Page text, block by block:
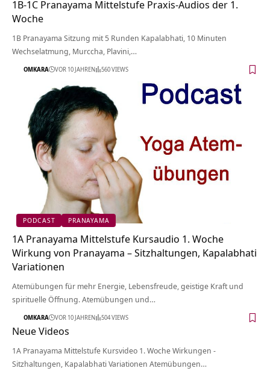
1B-1C Pranayama Mittelstufe Praxis-Audios der 1.
Woche
1B Pranayama Sitzung mit 5 Runden Kapalabhati, 10 Minuten
Wechselatmung, Murccha, Plavini,…
OMKARA VOR 10 JAHREN 560 VIEWS
PODCAST PRANAYAMA
1A Pranayama Mittelstufe Kursaudio 1. Woche
Wirkung von Pranayama – Sitzhaltungen, Kapalabhati
Variationen
Atemübungen für mehr Energie, Lebensfreude, geistige Kraft und
spirituelle Öffnung. Atemübungen und…
OMKARA VOR 10 JAHREN 504 VIEWS
Neue Videos
1A Pranayama Mittelstufe Kursvideo 1. Woche Wirkungen -
Sitzhaltungen, Kapalabhati Variationen Atemübungen…